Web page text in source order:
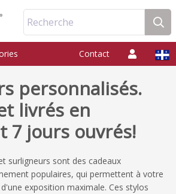
Recherche
Contact
personnalisés.
livrés en
7 jours ouvrés!
surligneurs sont des cadeaux
populaires, qui permettent à votre
exposition maximale. Ces stylos